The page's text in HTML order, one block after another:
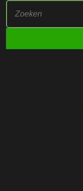
Zoek
naar: